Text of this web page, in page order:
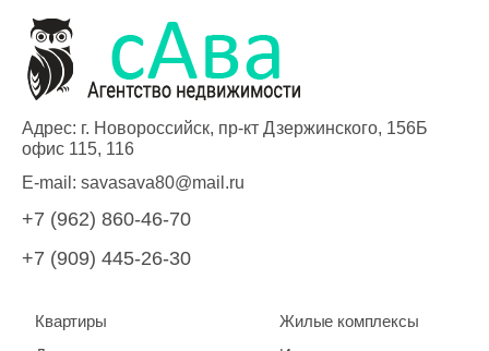
Адрес: г. Новороссийск, пр-кт Дзержинского, 156Б
офис 115, 116
E-mail: savasava80@mail.ru
+7 (962) 860-46-70
+7 (909) 445-26-30
Квартиры
Жилые комплексы